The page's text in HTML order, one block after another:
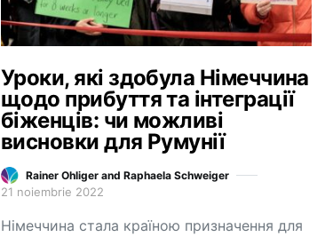
Уроки, які здобула Німеччина
щодо прибуття та інтеграції
біженців: чи можливі
висновки для Румунії
Rainer Ohliger and Raphaela Schweiger
21 noiembrie 2022
Німеччина стала країною призначення для